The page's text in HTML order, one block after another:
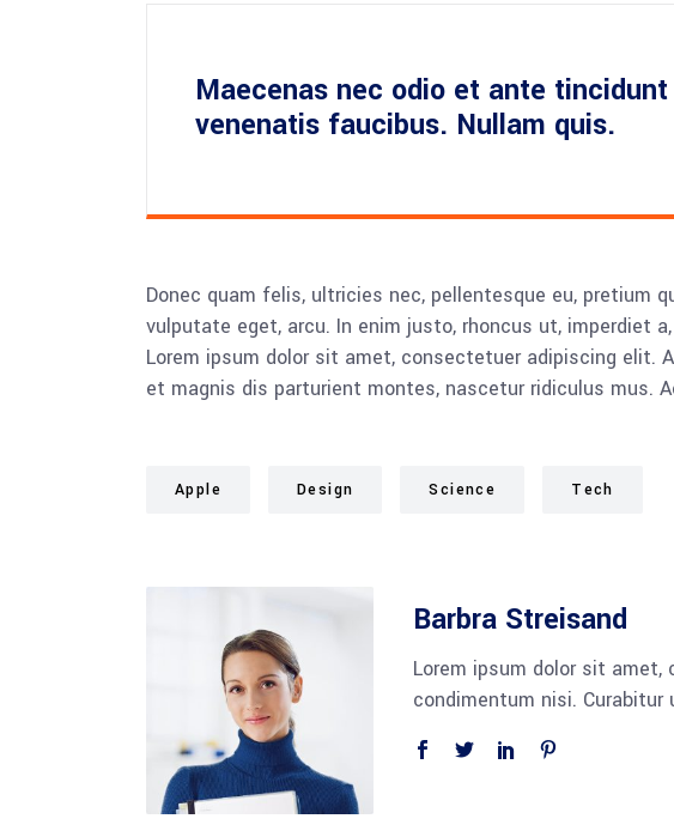
Maecenas nec odio et ante
venenatis faucibus. Nullam quis.
Donec quam felis, ultricies nec, pellentesque eu, pretium
vulputate eget, arcu. In enim justo, rhoncus ut, imperdiet
Lorem ipsum dolor sit amet, consectetuer adipiscing elit.
et magnis dis parturient montes, nascetur ridiculus mus.
Apple Design Science Tech
Barbra Streisand
Lorem ipsum dolor sit
condimentum nisi. Curabitur